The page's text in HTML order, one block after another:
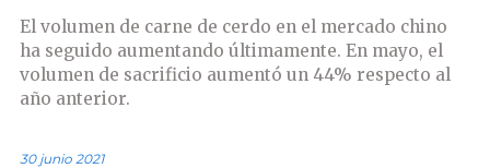
El volumen de carne de cerdo en el mercado chino
ha seguido aumentando últimamente. En mayo, el
volumen de sacrificio aumentó un 44% respecto al
año anterior.
30 junio 2021